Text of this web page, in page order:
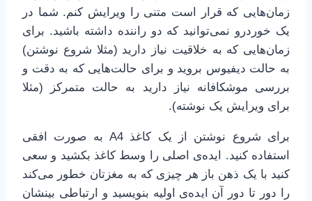
زمان‌هایی که قرار است متنی را ویرایش کنم. شما در
یک خوردرو نمی‌توانید که دو راننده داشته باشید. برای
زمان‌هایی که به خلاقیت نیاز دارید (مثلا شروع نوشتن)
به حالت دیفیوس بروید و برای حالت‌هایی که به دقت و
بررسی موشکافانه نیاز دارید به حالت متمرکز (مثلا
برای ویرایش یک نوشته).
برای شروع نوشتن از یک کاغذ A4 به صورت افقی
استفاده کنید. ایده‌ی اصلی را وسط کاغذ بکشید و سعی
کنید با یک ذهن باز هر چیزی که به مغزتان خطور می‌کند
را دور تا دور آن ایده‌ی اولیه بنویسید و ارتباطی بینشان